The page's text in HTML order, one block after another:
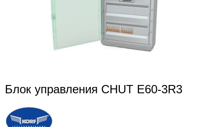
Блок управления CHUT E60-3R3